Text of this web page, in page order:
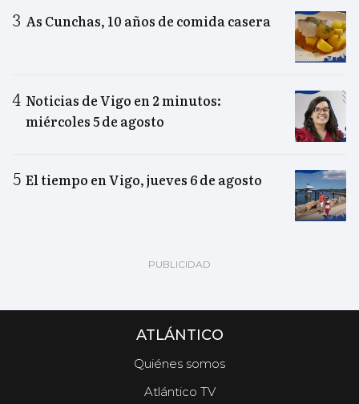
As Cunchas, 10 años de comida casera
Noticias de Vigo en 2 minutos:
miércoles 5 de agosto
El tiempo en Vigo, jueves 6 de agosto
ATLÁNTICO
Quiénes somos
Atlántico TV